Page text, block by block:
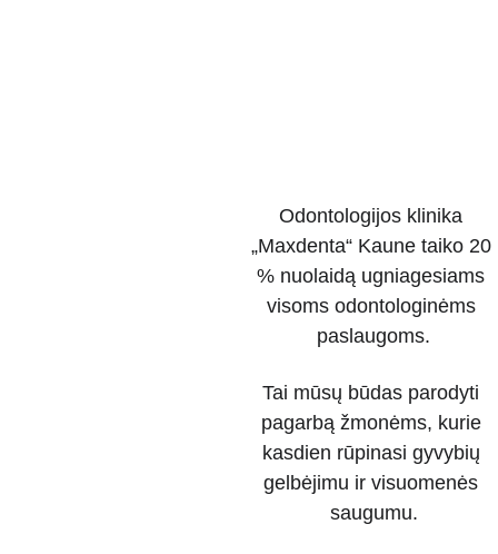
Odontologijos klinika
„Maxdenta“ Kaune taiko 20
% nuolaidą ugniagesiams
visoms odontologinėms
paslaugoms.
Tai mūsų būdas parodyti
pagarbą žmonėms, kurie
kasdien rūpinasi gyvybių
gelbėjimu ir visuomenės
saugumu.